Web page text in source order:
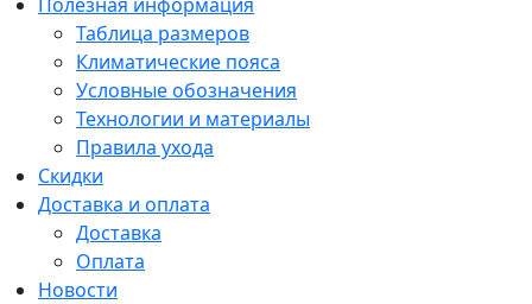
Таблица размеров
Климатические пояса
Условные обозначения
Технологии и материалы
Правила ухода
Скидки
Доставка и оплата
Доставка
Оплата
Новости